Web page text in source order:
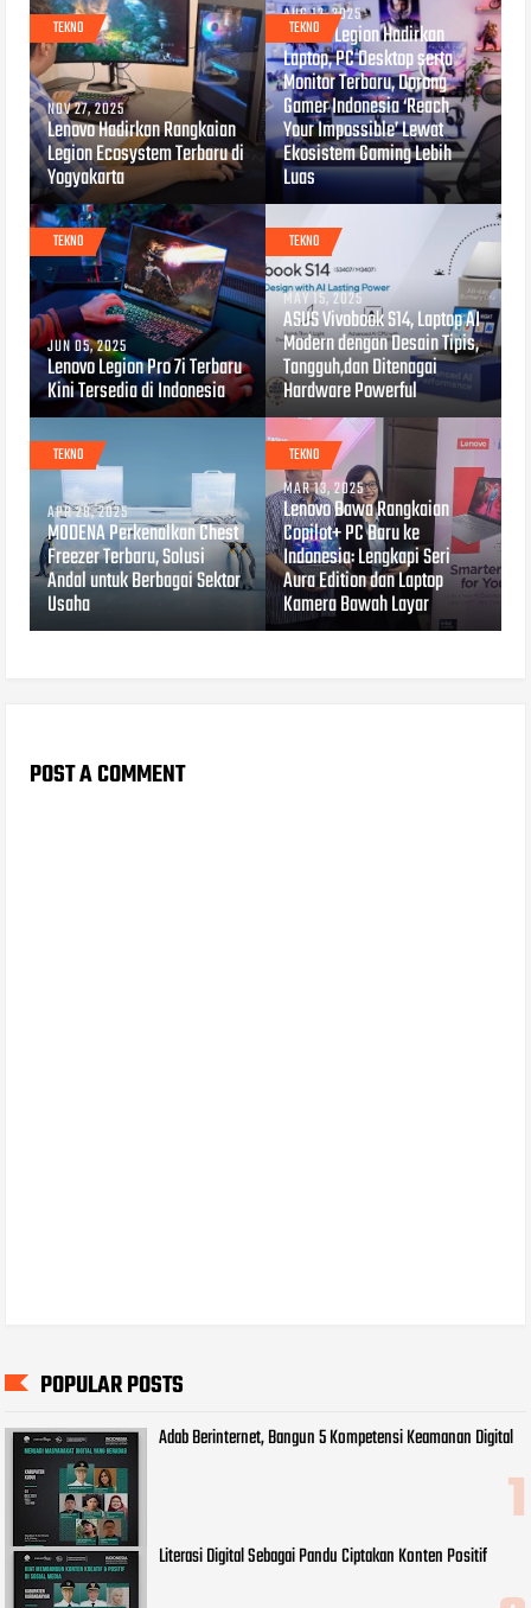
TEKNO
NOV 27, 2025
Lenovo Hadirkan Rangkaian
Legion Ecosystem Terbaru di
Yogyakarta
TEKNO
AUG 12, 2025
Lenovo Legion Hadirkan
Laptop, PC Desktop serta
Monitor Terbaru, Dorong
Gamer Indonesia ‘Reach
Your Impossible’ Lewat
Ekosistem Gaming Lebih
Luas
TEKNO
JUN 05, 2025
Lenovo Legion Pro 7i Terbaru
Kini Tersedia di Indonesia
TEKNO
MAY 15, 2025
ASUS Vivobook S14, Laptop AI
Modern dengan Desain Tipis,
Tangguh,dan Ditenagai
Hardware Powerful
TEKNO
APR 28, 2025
MODENA Perkenalkan Chest
Freezer Terbaru, Solusi
Andal untuk Berbagai Sektor
Usaha
TEKNO
MAR 13, 2025
Lenovo Bawa Rangkaian
Copilot+ PC Baru ke
Indonesia: Lengkapi Seri
Aura Edition dan Laptop
Kamera Bawah Layar
POST A COMMENT
POPULAR POSTS
Adab Berinternet, Bangun 5 Kompetensi Keamanan Digital
Literasi Digital Sebagai Pandu Ciptakan Konten Positif